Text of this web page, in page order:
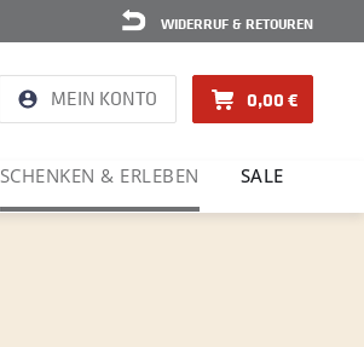
WIDERRUF & RETOUREN
MEIN KONTO 0,00 €
SCHENKEN & ERLEBEN SALE